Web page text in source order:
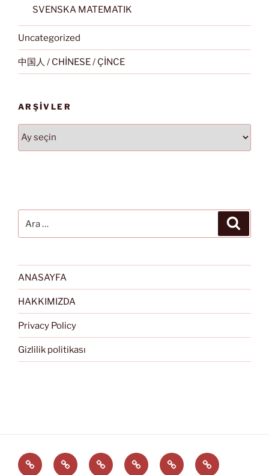
SVENSKA MATEMATIK
Uncategorized
中国人 / CHİNESE / ÇİNCE
ARŞIVLER
Arşivler
ANASAYFA
HAKKIMIZDA
Privacy Policy
Gizlilik politikası
Türkçe English Svenskaالعربية
中
EĞİTİM